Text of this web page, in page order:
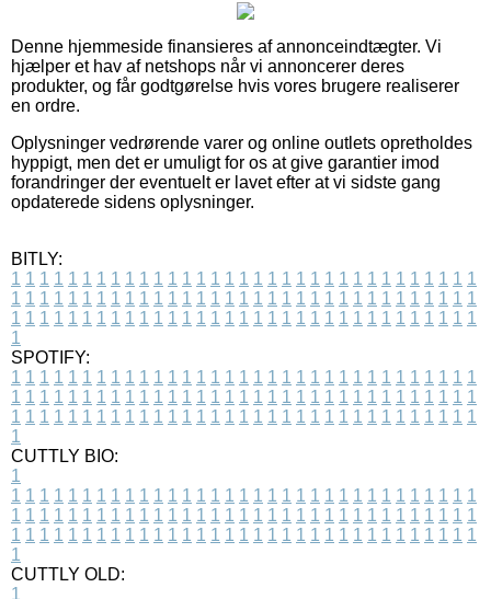
Denne hjemmeside finansieres af annonceindtægter. Vi
hjælper et hav af netshops når vi annoncerer deres
produkter, og får godtgørelse hvis vores brugere realiserer
en ordre.
Oplysninger vedrørende varer og online outlets opretholdes
hyppigt, men det er umuligt for os at give garantier imod
forandringer der eventuelt er lavet efter at vi sidste gang
opdaterede sidens oplysninger.
BITLY:
1 1 1 1 1 1 1 1 1 1 1 1 1 1 1 1 1 1 1 1 1 1 1 1 1 1 1 1 1 1 1 1 1
1 1 1 1 1 1 1 1 1 1 1 1 1 1 1 1 1 1 1 1 1 1 1 1 1 1 1 1 1 1 1 1 1
1 1 1 1 1 1 1 1 1 1 1 1 1 1 1 1 1 1 1 1 1 1 1 1 1 1 1 1 1 1 1 1 1
1
SPOTIFY:
1 1 1 1 1 1 1 1 1 1 1 1 1 1 1 1 1 1 1 1 1 1 1 1 1 1 1 1 1 1 1 1 1
1 1 1 1 1 1 1 1 1 1 1 1 1 1 1 1 1 1 1 1 1 1 1 1 1 1 1 1 1 1 1 1 1
1 1 1 1 1 1 1 1 1 1 1 1 1 1 1 1 1 1 1 1 1 1 1 1 1 1 1 1 1 1 1 1 1
1
CUTTLY BIO:
1
1 1 1 1 1 1 1 1 1 1 1 1 1 1 1 1 1 1 1 1 1 1 1 1 1 1 1 1 1 1 1 1 1
1 1 1 1 1 1 1 1 1 1 1 1 1 1 1 1 1 1 1 1 1 1 1 1 1 1 1 1 1 1 1 1 1
1 1 1 1 1 1 1 1 1 1 1 1 1 1 1 1 1 1 1 1 1 1 1 1 1 1 1 1 1 1 1 1 1
1
CUTTLY OLD:
1